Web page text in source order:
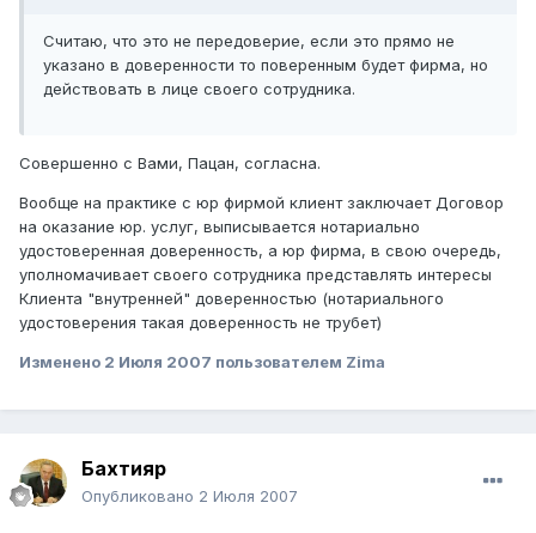
Считаю, что это не передоверие, если это прямо не
указано в доверенности то поверенным будет фирма, но
действовать в лице своего сотрудника.
Совершенно с Вами, Пацан, согласна.
Вообще на практике с юр фирмой клиент заключает Договор
на оказание юр. услуг, выписывается нотариально
удостоверенная доверенность, а юр фирма, в свою очередь,
уполномачивает своего сотрудника представлять интересы
Клиента "внутренней" доверенностью (нотариального
удостоверения такая доверенность не трубет)
Изменено 2 Июля 2007 пользователем Zima
Бахтияр
Опубликовано 2 Июля 2007